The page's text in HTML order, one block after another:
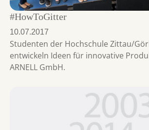
#HowToGitter
10.07.2017
Studenten der Hochschule Zittau/
entwickeln Ideen für innovative
ARNELL GmbH.